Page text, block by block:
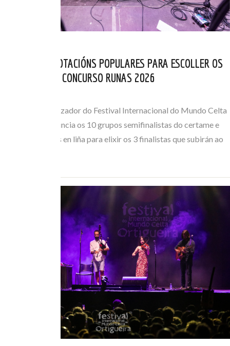
ABERTAS AS VOTACIÓNS POPULARES PARA ESCOLLER OS
FINALISTAS DO CONCURSO RUNAS 2026
O Comité Organizador do Festival Internacional do Mundo Celta
de Ortigueira anuncia os 10 grupos semifinalistas do certame e
abre as votacións en liña para elixir os 3 finalistas que subirán ao